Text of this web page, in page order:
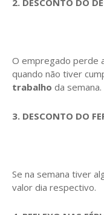
O empregado perde
quando não tiver
trabalho da semana.
3. DESCONTO DO
Se na semana tiver
valor dia respectivo.